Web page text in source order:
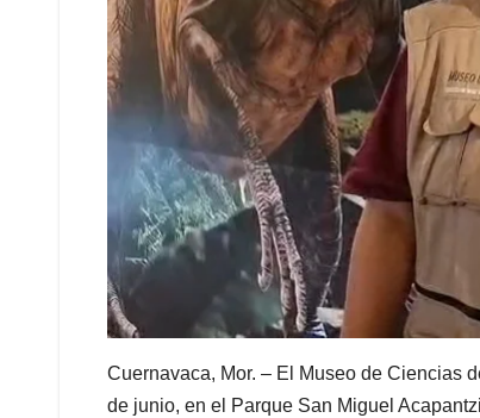
Cuernavaca, Mor. – El Museo de Ciencias
de junio, en el Parque San Miguel